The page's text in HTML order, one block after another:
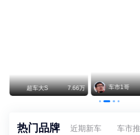
超车大S 7.66万 车市1哥
热门品牌 近期新车 车市